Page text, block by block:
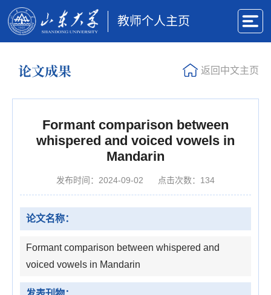
教师个人主页
论文成果 返回中文主页
Formant comparison between
whispered and voiced vowels in
Mandarin
发布时间：2024-09-02 点击次数： 134
论文名称：
Formant comparison between whispered and
voiced vowels in Mandarin